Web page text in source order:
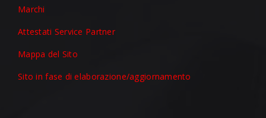
Marchi
Attestati Service Partner
Mappa del Sito
Sito in fase di elaborazione/aggiornamento